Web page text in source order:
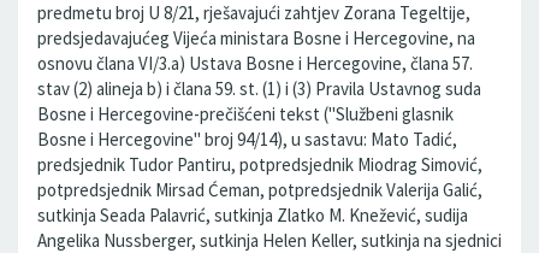
predmetu broj U 8/21, rješavajući zahtjev Zorana Tegeltije,
predsjedavajućeg Vijeća ministara Bosne i Hercegovine, na
osnovu člana VI/3.a) Ustava Bosne i Hercegovine, člana 57.
stav (2) alineja b) i člana 59. st. (1) i (3) Pravila Ustavnog suda
Bosne i Hercegovine-prečišćeni tekst ("Službeni glasnik
Bosne i Hercegovine" broj 94/14), u sastavu: Mato Tadić,
predsjednik Tudor Pantiru, potpredsjednik Miodrag Simović,
potpredsjednik Mirsad Ćeman, potpredsjednik Valerija Galić,
sutkinja Seada Palavrić, sutkinja Zlatko M. Knežević, sudija
Angelika Nussberger, sutkinja Helen Keller, sutkinja na sjednici